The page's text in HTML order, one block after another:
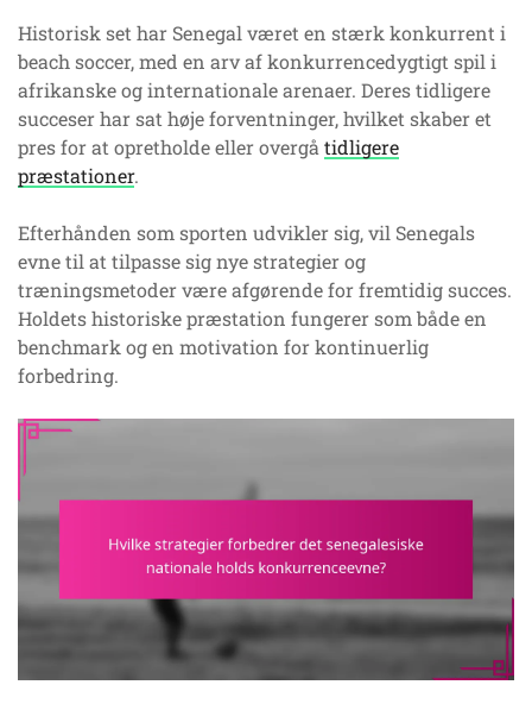
Historisk set har Senegal været en stærk konkurrent i
beach soccer, med en arv af konkurrencedygtigt spil i
afrikanske og internationale arenaer. Deres tidligere
succeser har sat høje forventninger, hvilket skaber et
pres for at opretholde eller overgåtidligere
præstationer.
Efterhånden som sporten udvikler sig, vil Senegals
evne til at tilpasse sig nye strategier og
træningsmetoder være afgørende for fremtidig succes.
Holdets historiske præstation fungerer som både en
benchmark og en motivation for kontinuerlig
forbedring.